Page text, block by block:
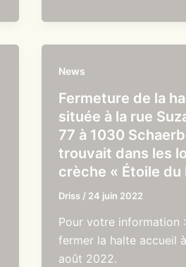
News
Fermeture de la
située à la rue
77 à 1030
trouvait dans les
crèche « Étoile du
Driss / 24 juin 2022
Pour votre information
fermer la halte accueil
août 2022.